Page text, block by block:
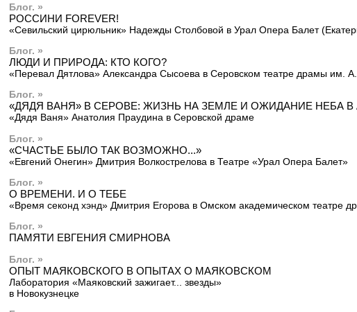
Блог. »
РОССИНИ FOREVER!
«Севильский цирюльник» Надежды Столбовой в Урал Опера Балет
Блог. »
ЛЮДИ И ПРИРОДА: КТО КОГО?
«Перевал Дятлова» Александра Сысоева в Серовском театре драмы им.
Блог. »
«ДЯДЯ ВАНЯ» В СЕРОВЕ: ЖИЗНЬ НА ЗЕМЛЕ И ОЖИДАНИЕ НЕБА В
«Дядя Ваня» Анатолия Праудина в Серовской драме
Блог. »
«СЧАСТЬЕ БЫЛО ТАК ВОЗМОЖНО...»
«Евгений Онегин» Дмитрия Волкострелова в Театре «Урал Опера Балет»
Блог. »
О ВРЕМЕНИ. И О ТЕБЕ
«Время секонд хэнд» Дмитрия Егорова в Омском академическом театре
Блог. »
ПАМЯТИ ЕВГЕНИЯ СМИРНОВА
Блог. »
ОПЫТ МАЯКОВСКОГО В ОПЫТАХ О МАЯКОВСКОМ
Лаборатория «Маяковский зажигает... звезды»
в Новокузнецке